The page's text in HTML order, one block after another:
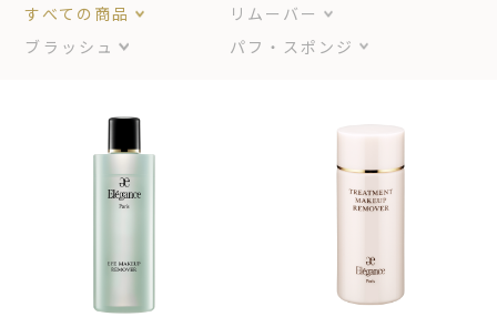
AIRY LIQUID FOUNDATION
ラ プードルシリーズ
すべての商品
リムーバー
ブラッシュ
パフ・スポンジ